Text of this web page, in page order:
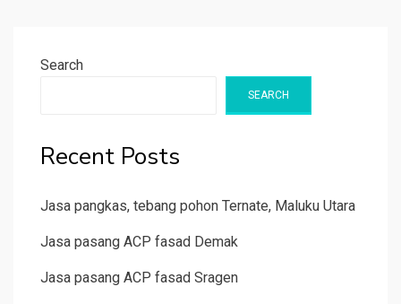
Search
SEARCH
Recent Posts
Jasa pangkas, tebang pohon Ternate, Maluku Utara
Jasa pasang ACP fasad Demak
Jasa pasang ACP fasad Sragen